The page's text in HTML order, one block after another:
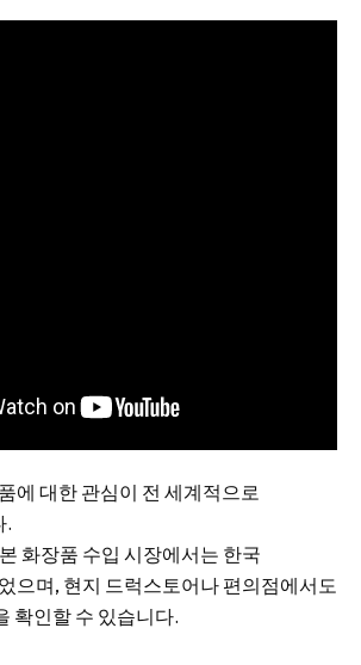
에 대한 관심이 전 세계적으로
.
화장품 수입 시장에서는 한국
으며, 현지 드럭스토어나 편의점에서도
확인할 수 있습니다.